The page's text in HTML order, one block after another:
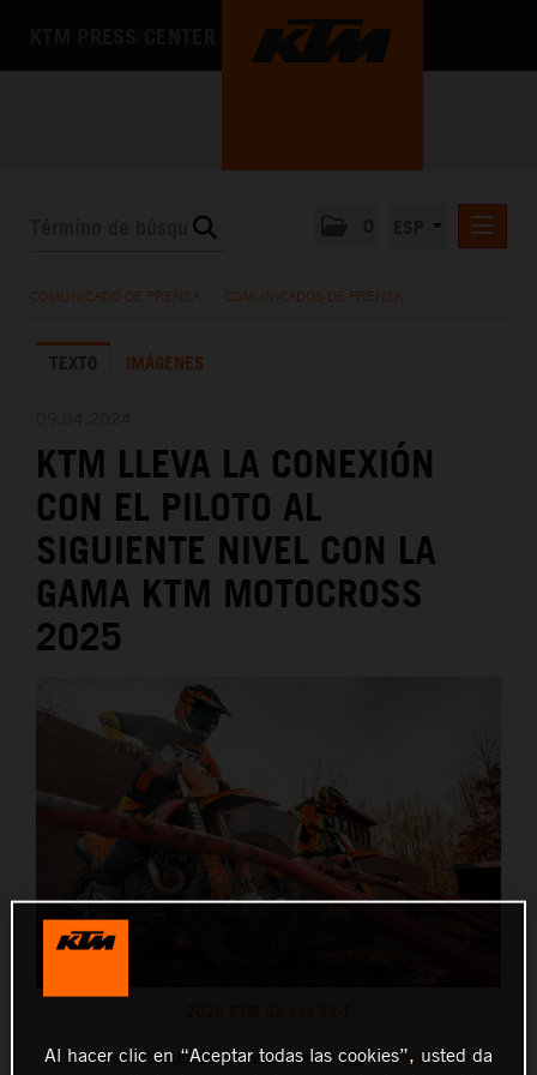
LA EMPRESA
COMUNICADO DE PRENSA COMUNICADOS DE PRENSA
TEXTO IMÁGENES
KTM LLEVA LA CONEXIÓN
CON EL PILOTO AL
SIGUIENTE NIVEL CON LA
GAMA KTM MOTOCROSS
2025
Este comunicado de prensa tiene: 11 Imágenes
Al hacer clic en “Aceptar todas las cookies”, usted da